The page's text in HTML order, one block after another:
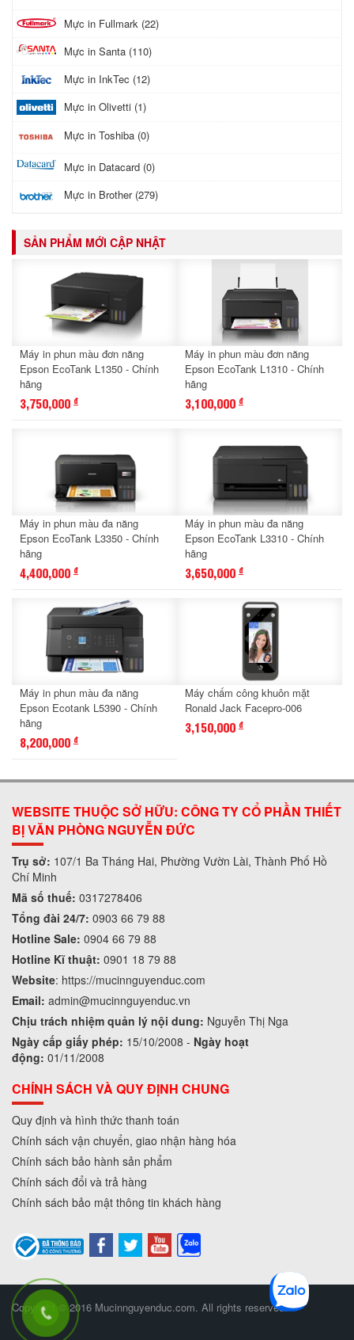
Mực in Fullmark (22)
Mực in Santa (110)
Mực in InkTec (12)
Mực in Olivetti (1)
Mực in Toshiba (0)
Mực in Datacard (0)
Mực in Brother (279)
SẢN PHẨM MỚI CẬP NHẬT
Máy in phun màu đơn năng
Epson EcoTank L1350 - Chính
hãng
3,750,000 đ
Máy in phun màu đơn năng
Epson EcoTank L1310 - Chính
hãng
3,100,000 đ
Máy in phun màu đa năng
Epson EcoTank L3350 - Chính
hãng
4,400,000 đ
Máy in phun màu đa năng
Epson EcoTank L3310 - Chính
hãng
3,650,000 đ
Máy in phun màu đa năng
Epson Ecotank L5390 - Chính
hãng
8,200,000 đ
Máy chấm công khuôn mặt
Ronald Jack Facepro-006
3,150,000 đ
WEBSITE THUỘC SỞ HỮU: CÔNG TY CỔ PHẦN THIẾT
BỊ VĂN PHÒNG NGUYỄN ĐỨC
Trụ sở: 107/1 Ba Tháng Hai, Phường Vườn Lài, Thành Phố Hồ
Chí Minh
Mã số thuế: 0317278406
Tổng đài 24/7: 0903 66 79 88
Hotline Sale: 0904 66 79 88
Hotline Kĩ thuật: 0901 18 79 88
Website: https://mucinnguyenduc.com
Email: admin@mucinnguyenduc.vn
Chịu trách nhiệm quản lý nội dung: Nguyễn Thị Nga
Ngày cấp giấy phép: 15/10/2008 - Ngày hoạt
động: 01/11/2008
CHÍNH SÁCH VÀ QUY ĐỊNH CHUNG
Quy định và hình thức thanh toán
Chính sách vận chuyển, giao nhận hàng hóa
Chính sách bảo hành sản phẩm
Chính sách đổi và trả hàng
Chính sách bảo mật thông tin khách hàng
Copyright © 2016 Mucinnguyenduc.com. All rights reserved.